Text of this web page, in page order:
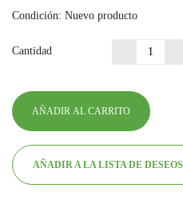
Condición: Nuevo producto
Cantidad
AÑADIR AL CARRITO
AÑADIR A LA LISTA DE DESEOS